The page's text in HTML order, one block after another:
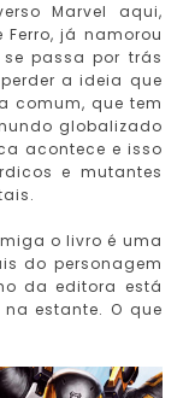
Marvel aqui,
já namorou
passa por trás
a ideia que
comum, que tem
globalizado
acontece e isso
e mutantes
o livro é uma
do personagem
da editora está
estante. O que